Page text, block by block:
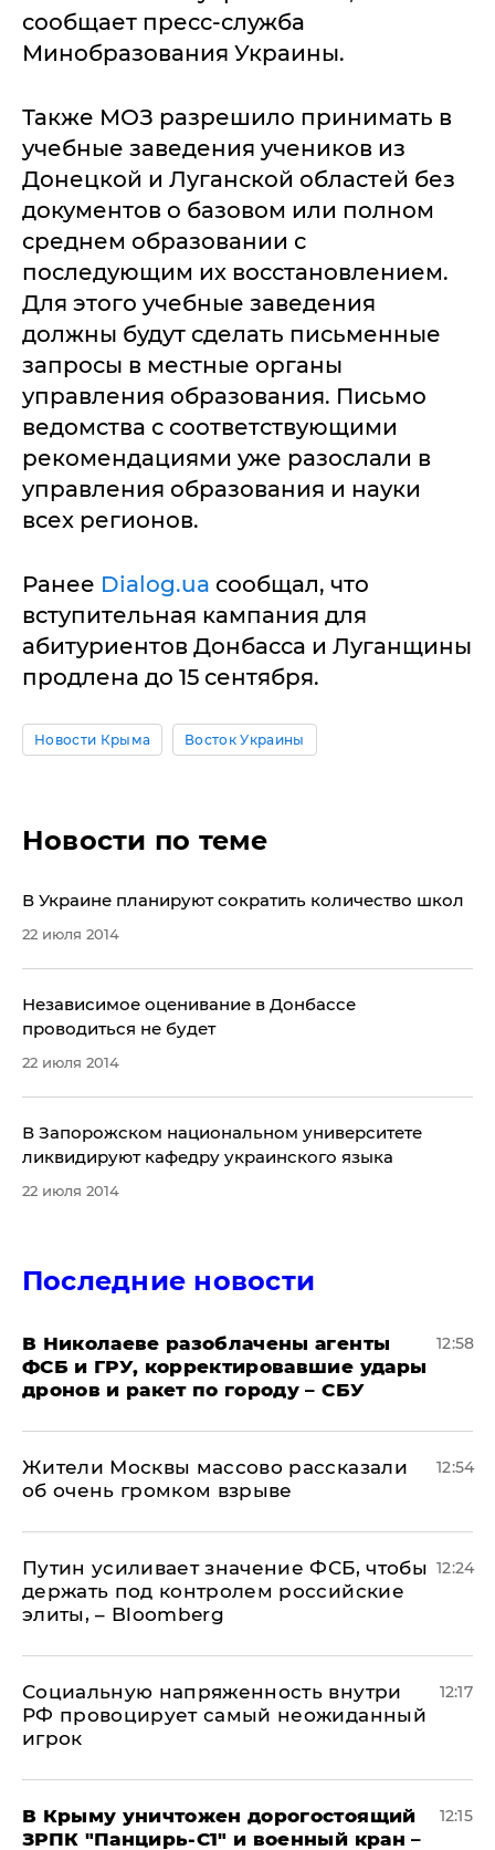
сообщает пресс-служба
Минобразования Украины.
Также МОЗ разрешило принимать в
учебные заведения учеников из
Донецкой и Луганской областей без
документов о базовом или полном
среднем образовании с
последующим их восстановлением.
Для этого учебные заведения
должны будут сделать письменные
запросы в местные органы
управления образования. Письмо
ведомства с соответствующими
рекомендациями уже разослали в
управления образования и науки
всех регионов.
Ранее Dialog.ua сообщал, что
вступительная кампания для
абитуриентов Донбасса и Луганщины
продлена до 15 сентября.
Новости Крыма Восток Украины
Новости по теме
​В Украине планируют сократить количество школ
22 июля 2014
Независимое оценивание в Донбассе
проводиться не будет
22 июля 2014
В Запорожском национальном университете
ликвидируют кафедру украинского языка
22 июля 2014
Последние новости
В Николаеве разоблачены агенты
ФСБ и ГРУ, корректировавшие удары
дронов и ракет по городу – СБУ
12:58
Жители Москвы массово рассказали
об очень громком взрыве
12:54
Путин усиливает значение ФСБ, чтобы
держать под контролем российские
элиты, – Bloomberg
12:24
Социальную напряженность внутри
РФ провоцирует самый неожиданный
игрок
12:17
В Крыму уничтожен дорогостоящий
ЗРПК "Панцирь-С1" и военный кран –
12:15